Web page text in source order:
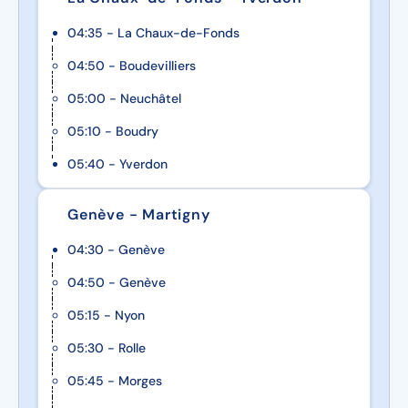
04:35 - La Chaux-de-Fonds
04:50 - Boudevilliers
05:00 - Neuchâtel
05:10 - Boudry
05:40 - Yverdon
Genève - Martigny
04:30 - Genève
04:50 - Genève
05:15 - Nyon
05:30 - Rolle
05:45 - Morges